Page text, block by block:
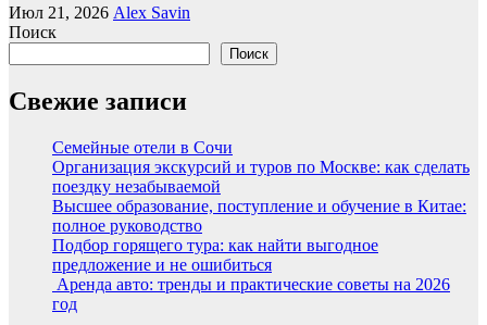
Июл 21, 2026 Alex Savin
Поиск
Поиск
Свежие записи
Семейные отели в Сочи
Организация экскурсий и туров по Москве: как сделать
поездку незабываемой
Высшее образование, поступление и обучение в Китае:
полное руководство
Подбор горящего тура: как найти выгодное
предложение и не ошибиться
Аренда авто: тренды и практические советы на 2026
год